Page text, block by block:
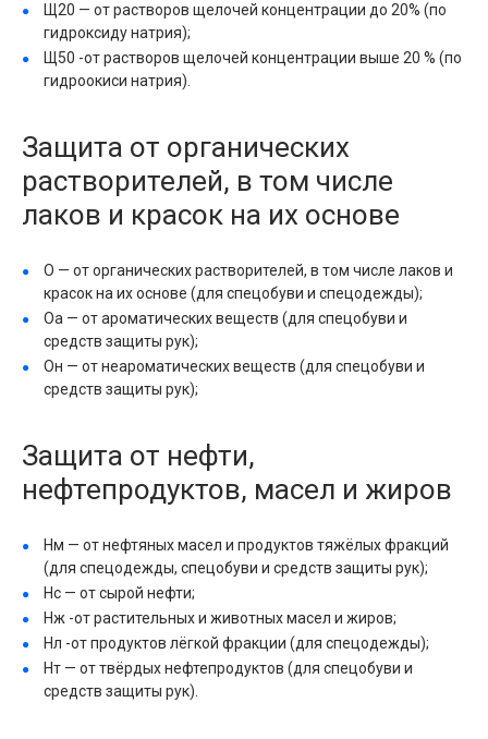
Щ20 — от растворов щелочей концентрации до 20% (по
гидроксиду натрия);
Щ50 -от растворов щелочей концентрации выше 20 % (по
гидроокиси натрия).
Защита от органических
растворителей, в том числе
лаков и красок на их основе
О — от органических растворителей, в том числе лаков и
красок на их основе (для спецобуви и спецодежды);
Оа — от ароматических веществ (для спецобуви и
средств защиты рук);
Он — от неароматических веществ (для спецобуви и
средств защиты рук);
Защита от нефти,
нефтепродуктов, масел и жиров
Нм — от нефтяных масел и продуктов тяжёлых фракций
(для спецодежды, спецобуви и средств защиты рук);
Нс — от сырой нефти;
Нж -от растительных и животных масел и жиров;
Нл -от продуктов лёгкой фракции (для спецодежды);
Нт — от твёрдых нефтепродуктов (для спецобуви и
средств защиты рук).